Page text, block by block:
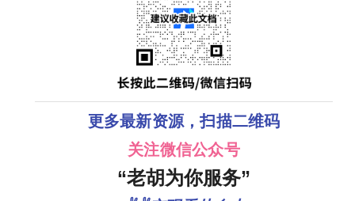
更多最新资源，扫描二维码
关注微信公众号
“老胡为你服务”